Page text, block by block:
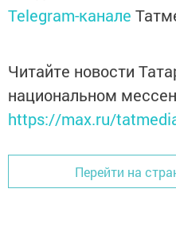
Telegram-канале
Читайте новости
национальном
https://max.ru/
Перейти на